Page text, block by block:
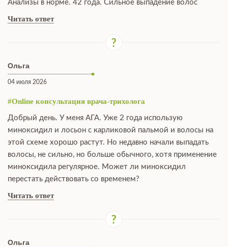
Анализы в норме. 42 года. Сильное выпадение волос
Читать ответ
Ольга
04 июля 2026
#Online консультация врача-трихолога
Добрый день. У меня АГА. Уже 2 года использую
миноксидил и лосьон с карликовой пальмой и волосы на
этой схеме хорошо растут. Но недавно начали выпадать
волосы, не сильно, но больше обычного, хотя применение
миноксидила регулярное. Может ли миноксидил
перестать действовать со временем?
Читать ответ
Ольга